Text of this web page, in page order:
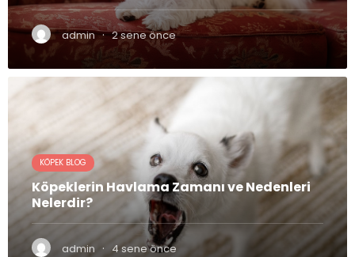
admin · 2 sene önce
KÖPEK BLOG
Köpeklerin Havlama Zamanı ve Nedenleri
Nelerdir?
admin · 4 sene önce